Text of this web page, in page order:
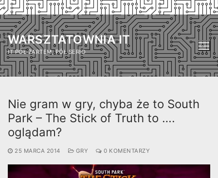
Przejdź
do
treści
WARSZTATOWNIA IT
IT PÓŁ ŻARTEM, PÓŁ SERIO
Nie gram w gry, chyba że to South
Park – The Stick of Truth to ….
oglądam?
25 MARCA 2014 GRY 0 KOMENTARZY